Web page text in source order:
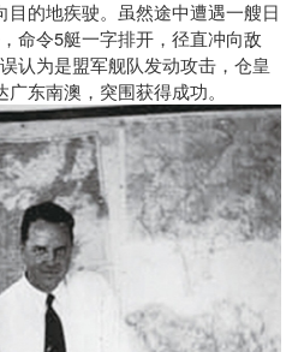
目的地疾驶。虽然途中遭遇一艘日
命令5艇一字排开，径直冲向敌
认为是盟军舰队发动攻击，仓皇
广东南澳，突围获得成功。